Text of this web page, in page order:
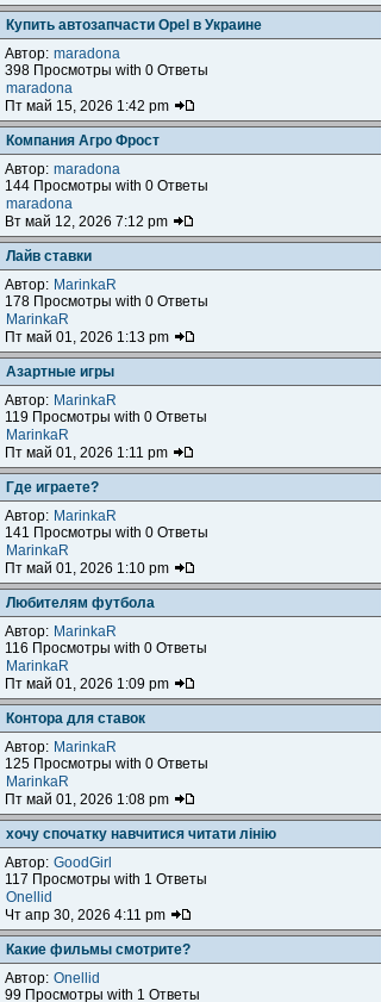
Купить автозапчасти Opel в Украине
Автор: maradona
398 Просмотры with 0 Ответы
maradona
Пт май 15, 2026 1:42 pm
Компания Агро Фрост
Автор: maradona
144 Просмотры with 0 Ответы
maradona
Вт май 12, 2026 7:12 pm
Лайв ставки
Автор: MarinkaR
178 Просмотры with 0 Ответы
MarinkaR
Пт май 01, 2026 1:13 pm
Азартные игры
Автор: MarinkaR
119 Просмотры with 0 Ответы
MarinkaR
Пт май 01, 2026 1:11 pm
Где играете?
Автор: MarinkaR
141 Просмотры with 0 Ответы
MarinkaR
Пт май 01, 2026 1:10 pm
Любителям футбола
Автор: MarinkaR
116 Просмотры with 0 Ответы
MarinkaR
Пт май 01, 2026 1:09 pm
Контора для ставок
Автор: MarinkaR
125 Просмотры with 0 Ответы
MarinkaR
Пт май 01, 2026 1:08 pm
хочу спочатку навчитися читати лінію
Автор: GoodGirl
117 Просмотры with 1 Ответы
Onellid
Чт апр 30, 2026 4:11 pm
Какие фильмы смотрите?
Автор: Onellid
99 Просмотры with 1 Ответы